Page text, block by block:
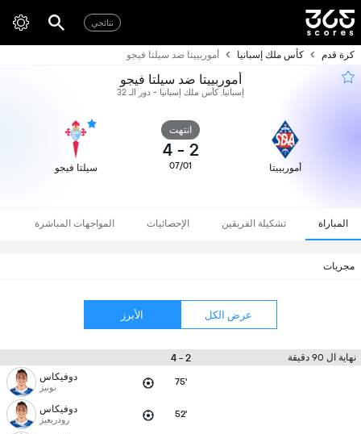
نتائجي
كرة قدم كأس ملك إسبانيا أموربييتا ضد سيلتا فيجو
أموربييتا ضد سيلتا فيجو
إسبانيا, كأس ملك إسبانيا - دور الـ 32
أموربييتا
انتهت
2
-
4
07/01 سيلتا فيجو
المباراة تشكيلة الفريقين الإحصائيات المواجهات المباشرة
مجريات
عرض الكل الأبرز
نهاية ال 90 دقيقة 2 - 4
75' دوفيكاس
نونيز
52' دوفيكاس
رودريغيز